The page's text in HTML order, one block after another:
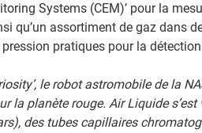
Systems (CEM)’ pour la
qu’un assortiment de gaz dans
pratiques pour la
le robot astromobile de la
la planète rouge. Air Liquide
des tubes capillaires